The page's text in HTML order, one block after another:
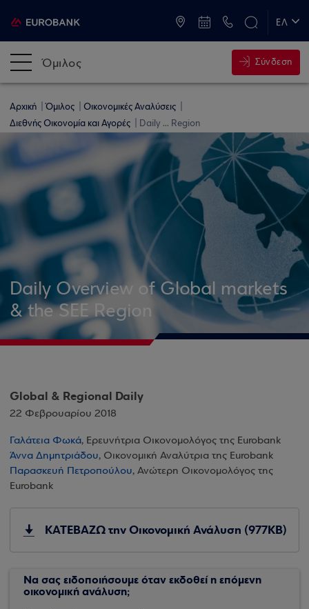
ΕΛ
Όμιλος Σύνδεση
Αρχική Όμιλος
Οικονομικές Αναλύσεις
Διεθνής Οικονομία και Αγορές
Daily ... Region
Daily Overview of Global markets
& the SEE Region
Global & Regional Daily
22 Φεβρουαρίου 2018
Γαλάτεια Φωκά, Ερευνήτρια Οικονομολόγος της Eurobank
Άννα Δημητριάδου, Οικονομική Αναλύτρια της Eurobank
Παρασκευή Πετροπούλου, Ανώτερη Οικονομολόγος της
Eurobank
ΚΑΤΕΒΑΖΩ την Οικονομική Ανάλυση (977KB)
Να σας ειδοποιήσουμε όταν εκδοθεί η επόμενη
οικονομική ανάλυση;